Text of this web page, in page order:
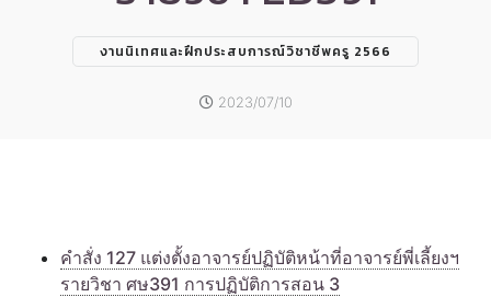
งานนิเทศและฝึกประสบการณ์วิชาชีพครู 2566
2023/07/10
คำสั่ง 127 แต่งตั้งอาจารย์ปฏิบัติหน้าที่อาจารย์พี่เลี้ยงฯ
รายวิชา ศษ391 การปฏิบัติการสอน 3